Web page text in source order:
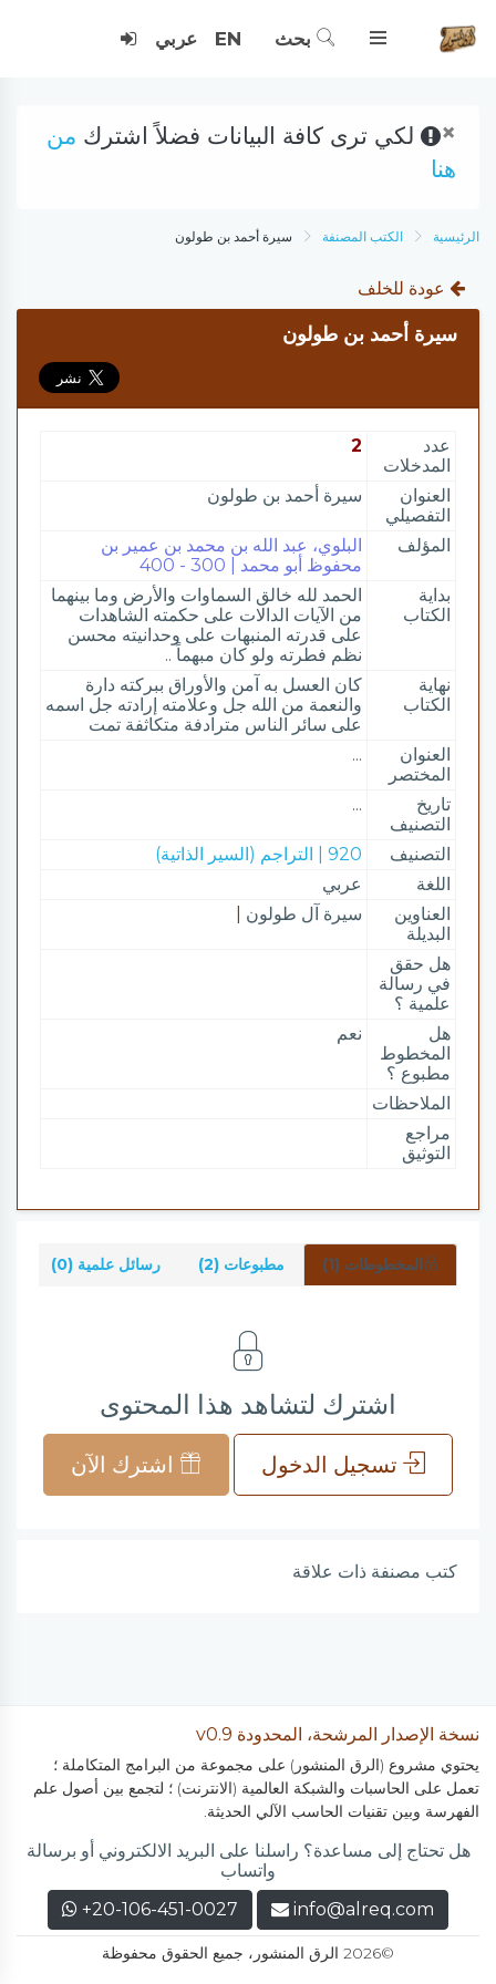
بحث EN عربي
× لكي ترى كافة البيانات فضلاً اشترك من
هنا
الرئيسية الكتب المصنفة سيرة أحمد بن طولون
عودة للخلف
سيرة أحمد بن طولون
عدد
المدخلات
2
العنوان
التفصيلي
سيرة أحمد بن طولون
المؤلف
البلوي، عبد الله بن محمد بن عمير بن
محفوظ أبو محمد | 300 - 400
بداية
الكتاب
الحمد لله خالق السماوات والأرض وما بينهما
من الآيات الدالات على حكمته الشاهدات
على قدرته المنبهات على وحدانيته محسن
نظم فطرته ولو كان مبهماً ..
نهاية
الكتاب
كان العسل به آمن والأوراق ببركته دارة
والنعمة من الله جل وعلامته إرادته جل اسمه
على سائر الناس مترادفة متكاثفة تمت
العنوان
المختصر
...
تاريخ
التصنيف
...
التصنيف
920 | التراجم (السير الذاتية)
اللغة
عربي
العناوين
البديلة
سيرة آل طولون
هل حقق
في رسالة
علمية ؟
هل
المخطوط
مطبوع ؟
نعم
الملاحظات
مراجع
التوثيق
المخطوطات (1) مطبوعات (2) رسائل علمية (0)
اشترك لتشاهد هذا المحتوى
تسجيل الدخول اشترك الآن
كتب مصنفة ذات علاقة
نسخة الإصدار المرشحة، المحدودة v0.9
يحتوي مشروع (الرق المنشور) على مجموعة من البرامج المتكاملة ؛
تعمل على الحاسبات والشبكة العالمية (الانترنت) ؛ لتجمع بين أصول علم
الفهرسة وبين تقنيات الحاسب الآلي الحديثة.
هل تحتاج إلى مساعدة؟ راسلنا على البريد الالكتروني أو برسالة
واتساب
info@alreq.com
+20-106-451-0027
©2026 الرق المنشور، جميع الحقوق محفوظة